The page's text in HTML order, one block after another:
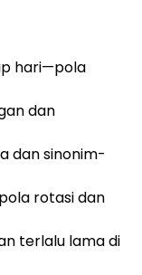
hari—pola
dan
dan sinonim-
rotasi dan
terlalu lama di